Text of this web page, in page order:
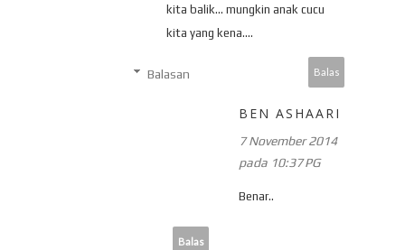
kita balik... mungkin anak cucu
kita yang kena....
Balas
Balasan
BEN ASHAARI
7 November 2014
pada 10:37 PG
Benar..
Balas